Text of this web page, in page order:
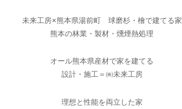
未来工房×熊本県湯前町 球磨杉・檜で建てる家
熊本の林業・製材・燻煙熱処理
オール熊本県産材で家を建てる
設計・施工＝㈱未来工房
理想と性能を両立した家